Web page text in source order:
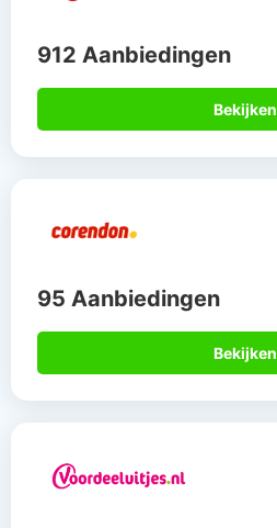
912 Aanbiedingen
Bekijken
95 Aanbiedingen
Bekijken